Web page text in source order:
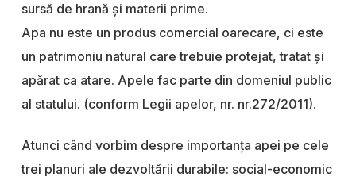
sursă de hrană şi materii prime.
Apa nu este un produs comercial oarecare, ci este
un patrimoniu natural care trebuie protejat, tratat şi
apărat ca atare. Apele fac parte din domeniul public
al statului. (conform Legii apelor, nr. nr.272/2011).
Atunci când vorbim despre importanța apei pe cele
trei planuri ale dezvoltării durabile: social-economic